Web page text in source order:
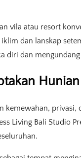
vila atau resort
dan lanskap
diri dan
Hunian
kemewahan, privasi,
Living Bali Studio